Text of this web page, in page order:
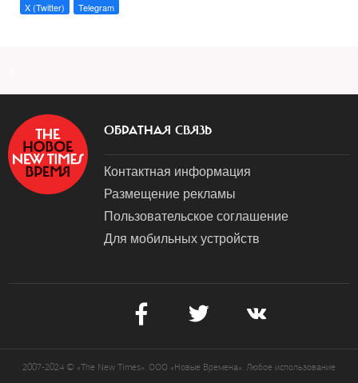
X (Twitter) Telegram
ОБРАТНАЯ СВЯЗЬ
Контактная информация
Размещение рекламы
Пользовательское соглашение
Для мобильных устройств
2007-2024 © «The New Times». ООО «Новые Времена». Любое использование